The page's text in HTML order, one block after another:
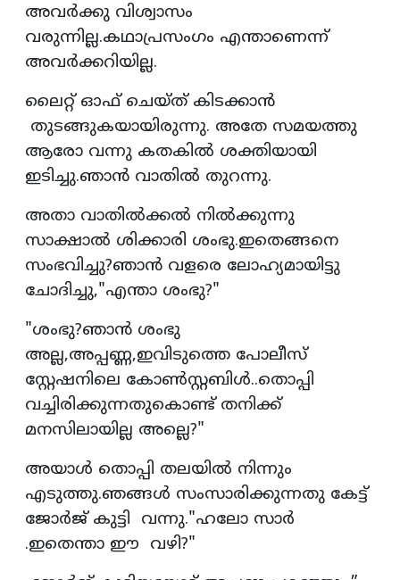
അവർക്കു വിശ്വാസം
വരുന്നില്ല.കഥാപ്രസംഗം എന്താണെന്ന്
അവർക്കറിയില്ല.
ലൈറ്റ് ഓഫ് ചെയ്‌ത്‌ കിടക്കാൻ
തുടങ്ങുകയായിരുന്നു. അതേ സമയത്തു
ആരോ വന്നു കതകിൽ ശക്തിയായി
ഇടിച്ചു.ഞാൻ വാതിൽ തുറന്നു.
അതാ വാതിൽക്കൽ നിൽക്കുന്നു
സാക്ഷാൽ ശിക്കാരി ശംഭു.ഇതെങ്ങനെ
സംഭവിച്ചു?ഞാൻ വളരെ ലോഹ്യമായിട്ടു
ചോദിച്ചു,"എന്താ ശംഭു?"
"ശംഭു?ഞാൻ ശംഭു
അല്ല,അപ്പണ്ണ,ഇവിടുത്തെ പോലീസ്
സ്റ്റേഷനിലെ കോൺസ്റ്റബിൾ..തൊപ്പി
വച്ചിരിക്കുന്നതുകൊണ്ട് തനിക്ക്
മനസിലായില്ല അല്ലെ?"
അയാൾ തൊപ്പി തലയിൽ നിന്നും
എടുത്തു.ഞങ്ങൾ സംസാരിക്കുന്നതു കേട്ട്
ജോർജ് കുട്ടി വന്നു."ഹലോ സാർ
.ഇതെന്താ ഈ വഴി?"